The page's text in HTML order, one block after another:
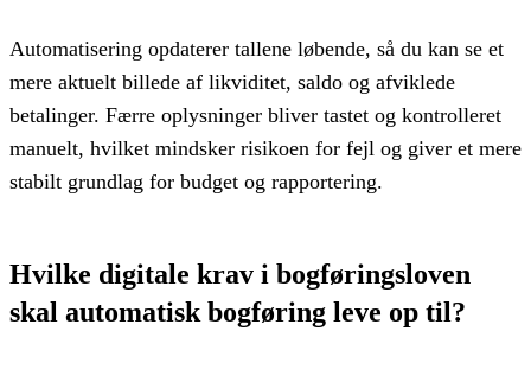
Automatisering opdaterer tallene løbende, så du kan se et
mere aktuelt billede af likviditet, saldo og afviklede
betalinger. Færre oplysninger bliver tastet og kontrolleret
manuelt, hvilket mindsker risikoen for fejl og giver et mere
stabilt grundlag for budget og rapportering.
Hvilke digitale krav i bogføringsloven
skal automatisk bogføring leve op til?